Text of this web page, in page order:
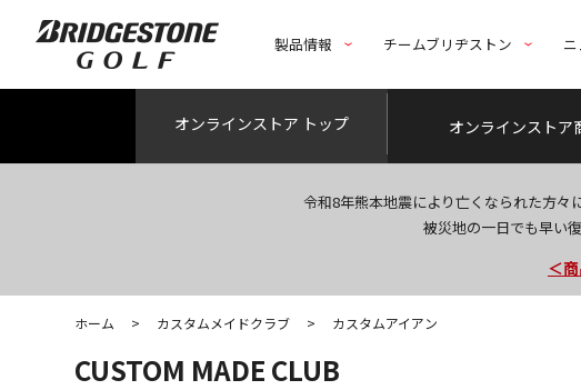
製品情報 チームブリヂストン
オンラインストア トップ オンラインストア
令和8年熊本地震により亡くなられた方々
被災地の一日でも早い
＜
＜
ホーム > カスタムメイドクラブ > カスタムアイアン
CUSTOM MADE CLUB